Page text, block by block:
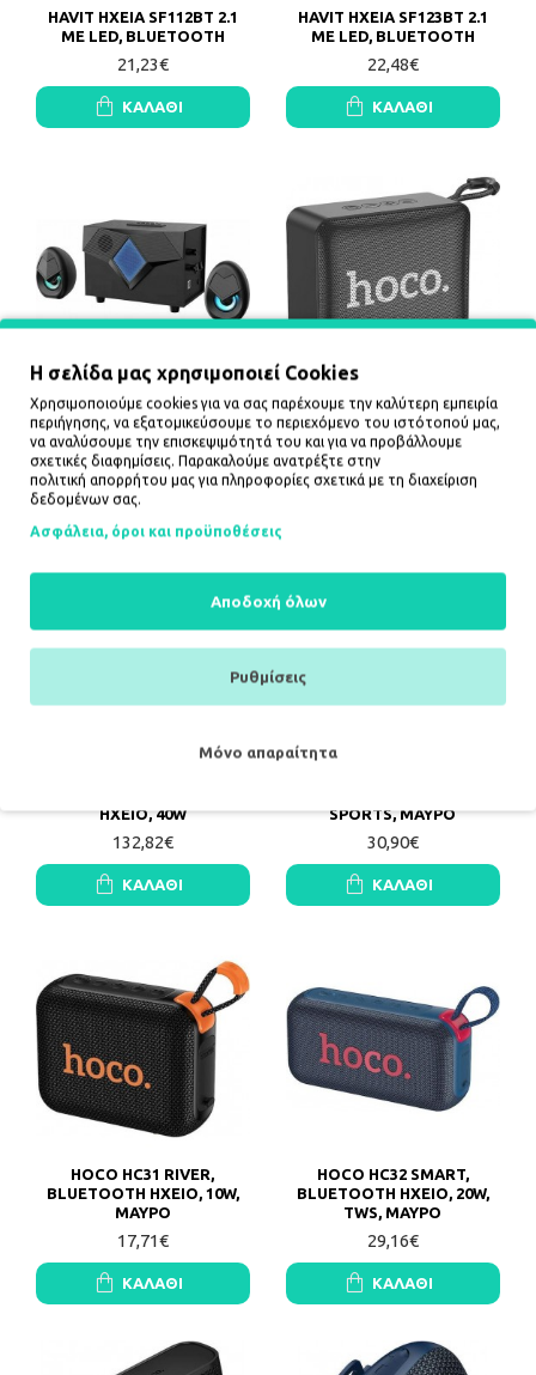
HAVIT ΗΧΕΙΑ SF112BT 2.1
ΜΕ LED, BLUETOOTH
21,23€
ΚΑΛΆΘΙ
HAVIT ΗΧΕΙΑ SF123BT 2.1
ΜΕ LED, BLUETOOTH
22,48€
ΚΑΛΆΘΙ
HAVIT ΗΧΕΙΑ SF136BT 2.1
ΜΕ LED, BLUETOOTH
32,08€
ΚΑΛΆΘΙ
HOCO BS51 GOLD,
9,81€
ΚΑΛΆΘΙ
ΗΧΕΙΟ, 40W
132,82€
ΚΑΛΆΘΙ
SPORTS, ΜΑΥΡΟ
30,90€
ΚΑΛΆΘΙ
HOCO HC31 RIVER,
BLUETOOTH ΗΧΕΙΟ, 10W,
ΜΑΥΡΟ
17,71€
ΚΑΛΆΘΙ
HOCO HC32 SMART,
BLUETOOTH ΗΧΕΙΟ, 20W,
TWS, ΜΑΥΡΟ
29,16€
ΚΑΛΆΘΙ
Η σελίδα μας χρησιμοποιεί Cookies
Χρησιμοποιούμε cookies για να σας παρέχουμε την καλύτερη εμπειρία
περιήγησης, να εξατομικεύσουμε το περιεχόμενο του ιστότοπού μας,
να αναλύσουμε την επισκεψιμότητά του και για να προβάλλουμε
σχετικές διαφημίσεις. Παρακαλούμε ανατρέξτε στην
πολιτική απορρήτου μας για πληροφορίες σχετικά με τη διαχείριση
δεδομένων σας.
Ασφάλεια, όροι και προϋποθέσεις
Αποδοχή όλων
Ρυθμίσεις
Μόνο απαραίτητα